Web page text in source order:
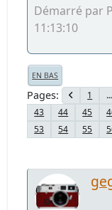
Démarré par
11:13:10
EN BAS
Pages 1 ...
43
44 45
53
54 55